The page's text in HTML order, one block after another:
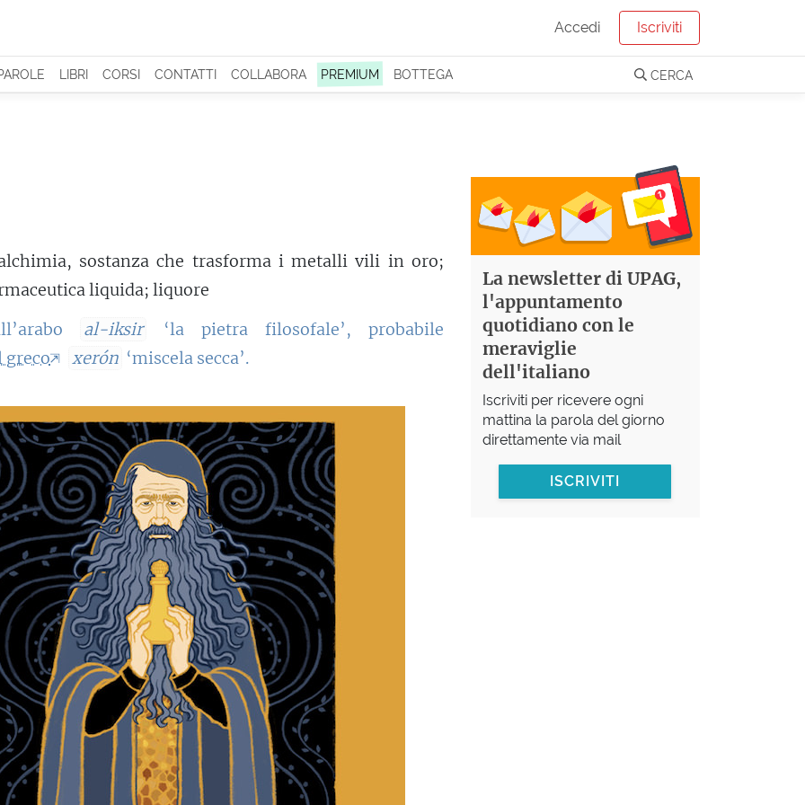
Accedi Iscriviti
LIBRI CORSI CONTATTI COLLABORA PREMIUM BOTTEGA CERCA
sostanza che trasforma i metalli vili in oro;
liquida; liquore
al-iksir
‘la pietra filosofale’, probabile
greco
xerón ‘miscela secca’.
La newsletter di UPAG,
l'appuntamento
quotidiano con le
meraviglie
dell'italiano
Iscriviti per ricevere ogni
mattina la parola del giorno
direttamente via mail
ISCRIVITI